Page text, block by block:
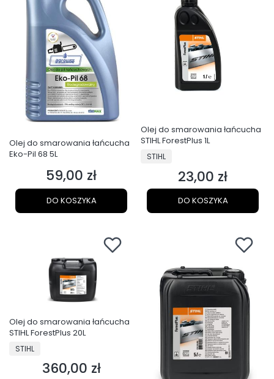
Olej do smarowania łańcucha
Eko-Pil 68 5L
Cena
59,00 zł
DO KOSZYKA
Olej do smarowania łańcucha
STIHL ForestPlus 1L
PRODUCENT
STIHL
Cena
23,00 zł
DO KOSZYKA
Olej do smarowania łańcucha
STIHL ForestPlus 20L
PRODUCENT
STIHL
Cena
360,00 zł